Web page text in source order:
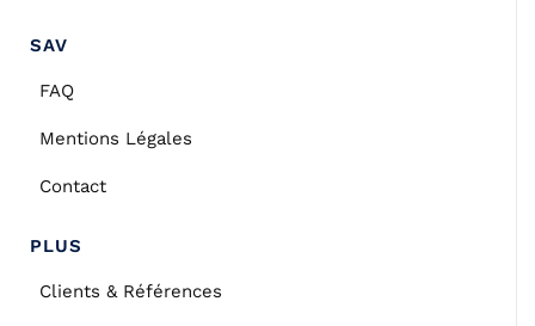
SAV
FAQ
Mentions Légales
Contact
PLUS
Clients & Références